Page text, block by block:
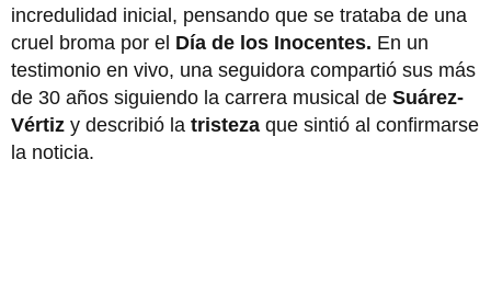
incredulidad inicial, pensando que se trataba de una
cruel broma por el Día de los Inocentes. En un
testimonio en vivo, una seguidora compartió sus más
de 30 años siguiendo la carrera musical de Suárez-
Vértiz y describió la tristeza que sintió al confirmarse
la noticia.